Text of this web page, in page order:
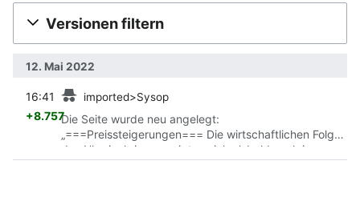
Versionen filtern
12. Mai 2022
16:41 imported>Sysop
+8.757Die Seite wurde neu angelegt:
„===Preissteigerungen=== Die wirtschaftlichen Folgen
des Ukrainekrieges zeigten sich alsbald auch in
Tansania in Preissteigerungen. Sie trafen das Land